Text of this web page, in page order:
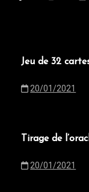
Jeu de 32
20/01/2021
Tirage de
20/01/2021